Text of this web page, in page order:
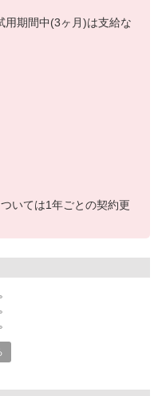
期間中(3ヶ月)は支給な
いては1年ごとの契約更
、及びIP電話からはご利用